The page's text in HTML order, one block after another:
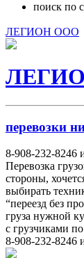
поиск по
ЛЕГИОН ООО
перевозки
8-908-232-8246
Перевозка
стороны,
выбирать
“переезд без
груза нужной
с грузчиками
8-908-232-8246